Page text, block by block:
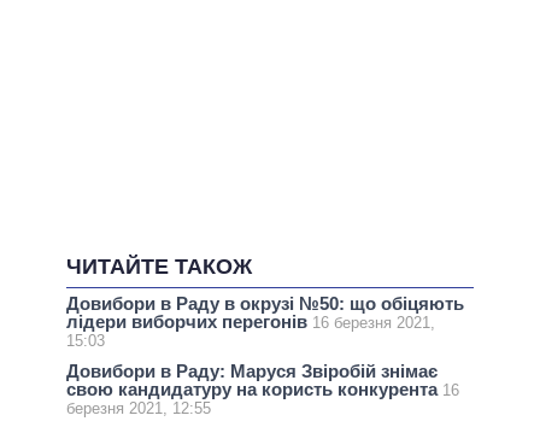
ЧИТАЙТЕ ТАКОЖ
Довибори в Раду в окрузі №50: що обіцяють
лідери виборчих перегонів 16 березня 2021,
15:03
Довибори в Раду: Маруся Звіробій знімає
свою кандидатуру на користь конкурента 16
березня 2021, 12:55